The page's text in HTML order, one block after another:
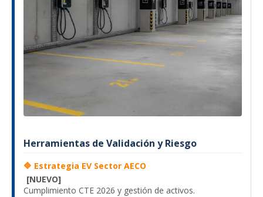
Herramientas de Validación y Riesgo
🔷 Estrategia EV Sector AECO
[NUEVO]
Cumplimiento CTE 2026 y gestión de activos.